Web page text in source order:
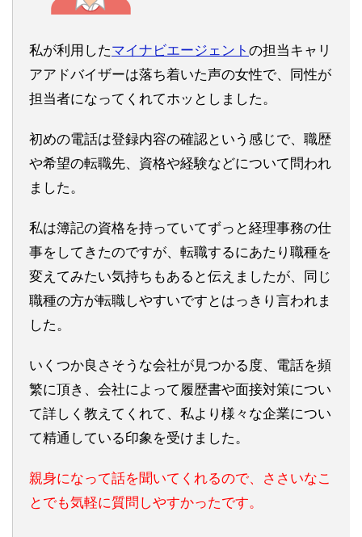
私が利用したマイナビエージェント の担当キャリ
アアドバイザーは落ち着いた声の女性で、同性が
担当者になってくれてホッとしました。
初めの電話は登録内容の確認という感じで、職歴
や希望の転職先、資格や経験などについて問われ
ました。
私は簿記の資格を持っていてずっと経理事務の仕
事をしてきたのですが、転職するにあたり職種を
変えてみたい気持ちもあると伝えましたが、同じ
職種の方が転職しやすいですとはっきり言われま
した。
いくつか良さそうな会社が見つかる度、電話を頻
繁に頂き、会社によって履歴書や面接対策につい
て詳しく教えてくれて、私より様々な企業につい
て精通している印象を受けました。
親身になって話を聞いてくれるので、ささいなこ
とでも気軽に質問しやすかったです。